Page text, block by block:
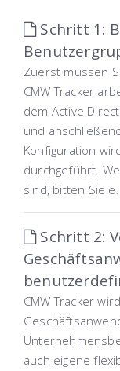
Schritt 1:
Zuerst müssen
CMW Tracker
dem Active
und
Konfiguration
durchgeführt.
sind, bitten Sie
Schritt 2:
CMW Tracker
auch eigene